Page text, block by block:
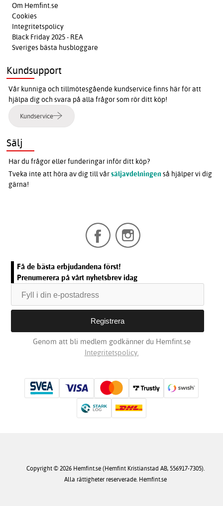
Om Hemfint.se
Cookies
Integritetspolicy
Black Friday 2025 - REA
Sveriges bästa husbloggare
Kundsupport
Vår kunniga och tillmötesgående kundservice finns här för att
hjälpa dig och svara på alla frågor som rör ditt köp!
Kundservice
Sälj
Har du frågor eller funderingar inför ditt köp?
Tveka inte att höra av dig till vårsäljavdelningen så hjälper vi dig
gärna!
Få de bästa erbjudandena först!
Prenumerera på vårt nyhetsbrev idag
Genom att bli medlem godkänner du Hemfint.se
Integritetspolicy.
Copyright © 2026 Hemfint.se (Hemfint Kristianstad AB, 556917-7305).
Alla rättigheter reserverade. Hemfint.se